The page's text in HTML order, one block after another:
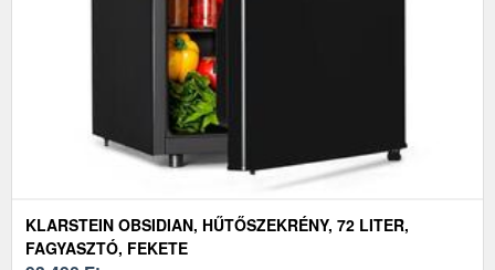
KLARSTEIN OBSIDIAN, HŰTŐSZEKRÉNY, 72 LITER,
FAGYASZTÓ, FEKETE